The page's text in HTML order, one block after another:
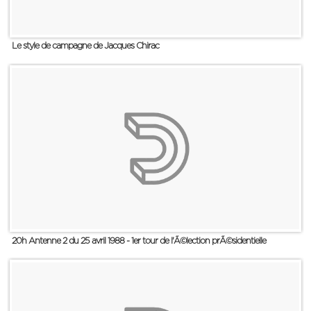
Le style de campagne de Jacques Chirac
20h Antenne 2 du 25 avril 1988 - 1er tour de l'Ã©lection prÃ©sidentielle